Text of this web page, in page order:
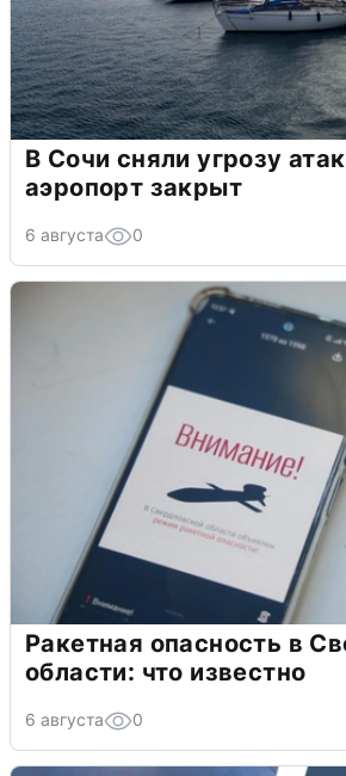
В Сочи сняли угрозу
аэропорт закрыт
6 августа 0
Ракетная опасность в
области: что известно
6 августа 0